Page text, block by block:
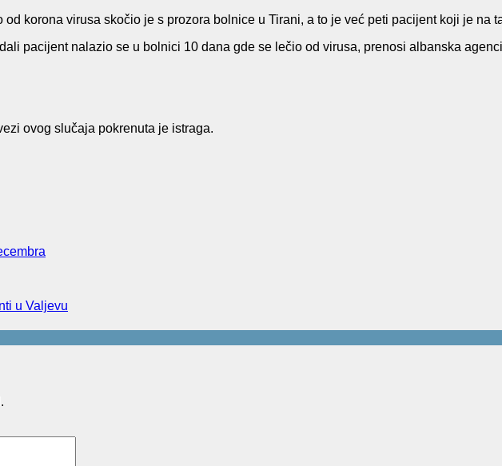
korona virusa skočio je s prozora bolnice u Tirani, a to je već peti pacijent koji je na
pacijent nalazio se u bolnici 10 dana gde se lečio od virusa, prenosi albanska
ovog slučaja pokrenuta je istraga.
u Valjevu